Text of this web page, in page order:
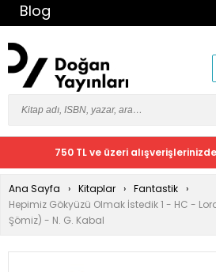
Blog
750 TL ve üzeri alışverişlerinizde
Ana Sayfa Kitaplar
Fantastik
Hepimiz Gökyüzü Olmak İstedik 1 - HC -
Şömiz) - N. G. Kabal